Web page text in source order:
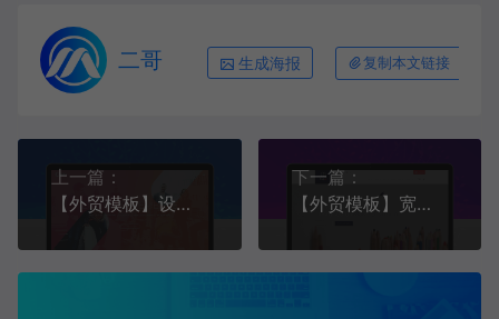
二哥 生成海报 复制本文链接
上一篇：
【外贸模板】设计企业网站模板 粉橙渐变款 响应式模板
下一篇：
【外贸模板】宽屏自适应在线课程教育机构网站模板 紫色款 响应式模板